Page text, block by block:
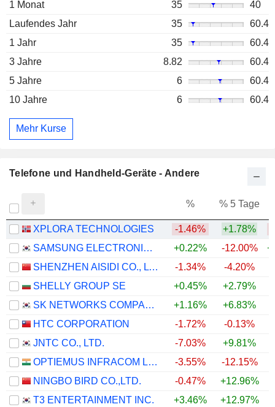
1 Monat
35
40
Laufendes Jahr
35
60.4
1 Jahr
35
60.4
3 Jahre
8.82
60.4
5 Jahre
6
60.4
10 Jahre
6 60.4
Mehr Kurse
Telefone und Handheld-Geräte - Andere
% % 5 Tage
XPLORA TECHNOLOGIES -1.46% +1.78%
SAMSUNG ELECTRONICS CO., LTD.
+0.22% -12.00%
SHENZHEN AISIDI CO., LTD.
-1.34% -4.20%
SHELLY GROUP SE
+0.45% +2.79%
SK NETWORKS COMPANY LIMITED
+1.16% +6.83%
HTC CORPORATION
-1.72% -0.13%
JNTC CO., LTD.
-7.03% +9.81%
OPTIEMUS INFRACOM LIMITED
-3.55% -12.15%
NINGBO BIRD CO.,LTD.
-0.47% +12.96%
T3 ENTERTAINMENT INC.
+3.46% +12.97%